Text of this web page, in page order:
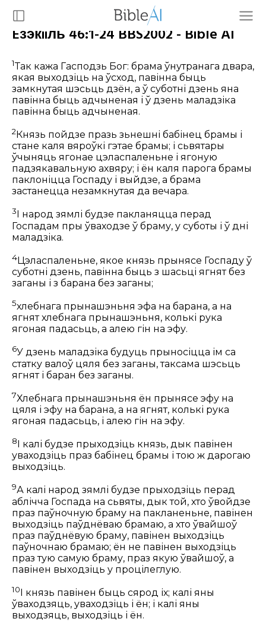
Eзэкiiль 46:1-24 BBS2002 - Bible AI
1Так кажа Гасподзь Бог: брама ўнутранага двара,
якая выходзіць на ўсход, павінна быць
замкнутая шэсьць дзён, а ў суботні дзень яна
павінна быць адчыненая і ў дзень маладзіка
павінна быць адчыненая.
2 Князь пойдзе празь зьнешні бабінец брамы і
стане каля вяроўкі гэтае брамы; і сьвятары
ўчыняць ягонае цэласпаленьне і ягоную
падзякавальную ахвяру; і ён каля парога брамы
паклоніцца Госпаду і выйдзе, а брама
застанецца незамкнутая да вечара.
3
І народ зямлі будзе пакланяцца перад
Госпадам пры ўваходзе ў браму, у суботы і ў дні
маладзіка.
4Цэласпаленьне, якое князь прынясе Госпаду ў
суботні дзень, павінна быць з шасьці ягнят без
заганы і з барана без заганы;
5хлебнага прынашэньня эфа на барана, а на
ягнят хлебнага прынашэньня, колькі рука
ягоная падасьць, а алею гін на эфу.
6У дзень маладзіка будуць прыносіцца ім са
статку валоў цяля без заганы, таксама шэсьць
ягнят і баран без заганы.
7Хлебнага прынашэньня ён прынясе эфу на
цяля і эфу на барана, а на ягнят, колькі рука
ягоная падасьць, і алею гін на эфу.
8
І калі будзе прыходзіць князь, дык павінен
уваходзіць праз бабінец брамы і тою ж дарогаю
выходзіць.
9А калі народ зямлі будзе прыходзіць перад
аблічча Госпада на сьвяты, дык той, хто ўвойдзе
праз паўночную браму на пакланеньне, павінен
выходзіць паўднёваю брамаю, а хто ўвайшоў
праз паўднёвую браму, павінен выходзіць
паўночнаю брамаю; ён не павінен выходзіць
праз тую самую браму, праз якую ўвайшоў, а
павінен выходзіць у процілеглую.
10І князь павінен быць сярод іх; калі яны
ўваходзяць, уваходзіць і ён; і калі яны
выходзяць, выходзіць і ён.